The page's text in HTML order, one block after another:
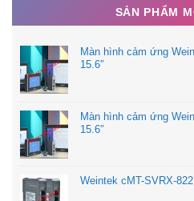
SẢN PHẨM
Màn hình cảm ứng
15.6″
Màn hình cảm ứng
15.6″
Weintek cMT-SVRX-